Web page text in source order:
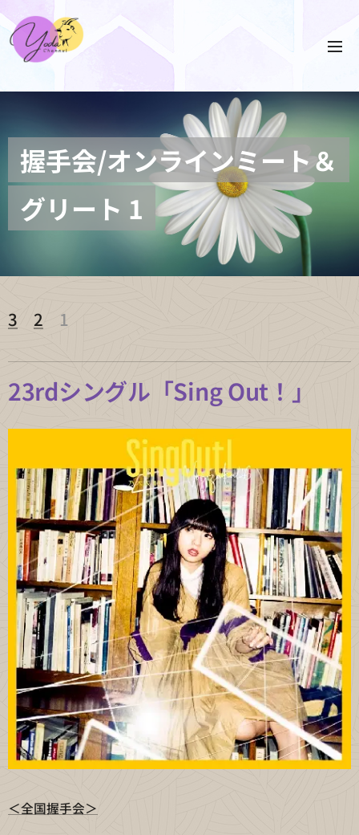
握手会/オンラインミート＆
グリート 1
3 2 1
23rdシングル「Sing Out！」
＜全国握手会＞